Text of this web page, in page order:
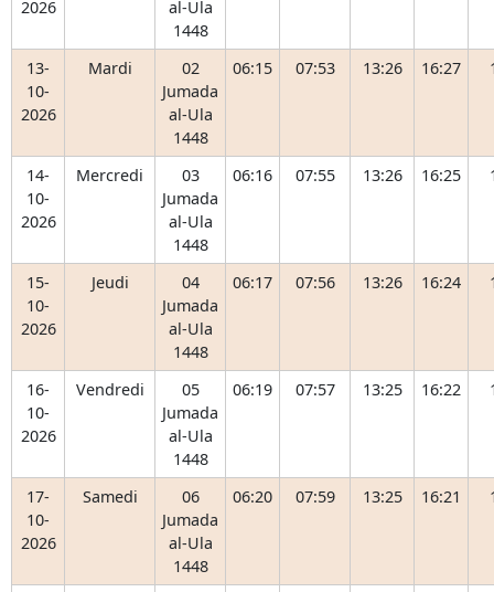
2026
al-Ula
1448
13-
10-
2026
Mardi
02
Jumada
al-Ula
1448
06:15 07:53 13:26 16:27
14-
10-
2026
Mercredi
03
Jumada
al-Ula
1448
06:16 07:55 13:26 16:25
15-
10-
2026
Jeudi
04
Jumada
al-Ula
1448
06:17 07:56 13:26 16:24
16-
10-
2026
Vendredi
05
Jumada
al-Ula
1448
06:19 07:57 13:25 16:22
17-
10-
2026
Samedi
06
Jumada
al-Ula
1448
06:20 07:59 13:25 16:21